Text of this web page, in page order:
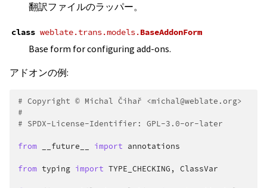
翻訳ファイルのラッパー。
class weblate.trans.models.BaseAddonForm
Base form for configuring add-ons.
アドオンの例:
# Copyright © Michal Čihař <michal@weblate.org>
#
# SPDX-License-Identifier: GPL-3.0-or-later
from __future__ import annotations
from typing import TYPE_CHECKING , ClassVar